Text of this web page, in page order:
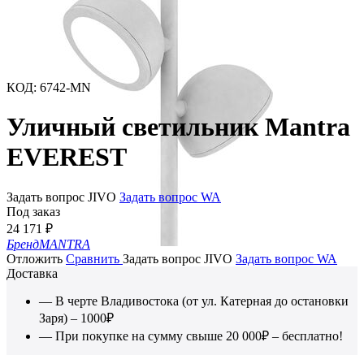
КОД: 6742-MN
Уличный светильник Mantra
EVEREST
Задать вопрос JIVO Задать вопрос WA
Под заказ
24 171 ₽
БрендMANTRA
Отложить Сравнить Задать вопрос JIVO Задать вопрос WA
Доставка
— В черте Владивостока (от ул. Катерная до остановки
Заря) – 1000₽
— При покупке на сумму свыше 20 000₽ – бесплатно!